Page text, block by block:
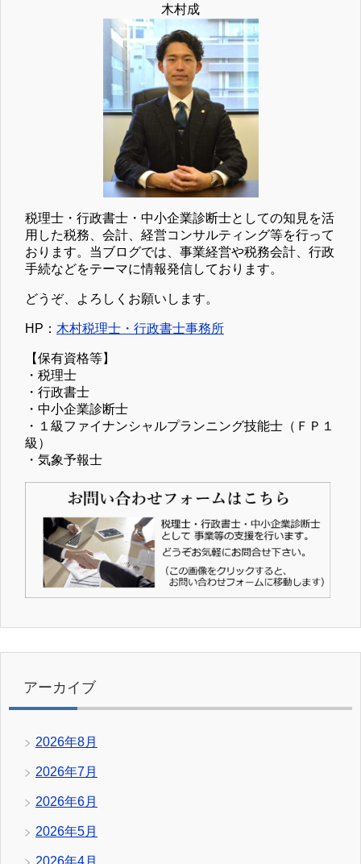
木村成
税理士・行政書士・中小企業診断士としての知見を活
用した税務、会計、経営コンサルティング等を行って
おります。当ブログでは、事業経営や税務会計、行政
手続などをテーマに情報発信しております。
どうぞ、よろしくお願いします。
HP： 木村税理士・行政書士事務所
【保有資格等】
・税理士
・行政書士
・中小企業診断士
・１級ファイナンシャルプランニング技能士（ＦＰ１
級）
・気象予報士
アーカイブ
2026年8月
2026年7月
2026年6月
2026年5月